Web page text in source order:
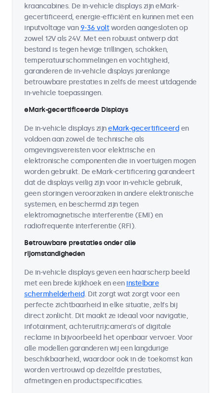
kraancabines. De in-vehicle displays zijn eMark-
gecertificeerd, energie-efficiënt en kunnen met een
inputvoltage van 9-36 voltworden aangesloten op
zowel 12V als 24V. Met een robuust ontwerp dat
bestand is tegen hevige trillingen, schokken,
temperatuurschommelingen en vochtigheid,
garanderen de in-vehicle displays jarenlange
betrouwbare prestaties in zelfs de meest uitdagende
in-vehicle toepassingen.
eMark-gecertificeerde Displays
De in-vehicle displays zijneMark-gecertificeerd en
voldoen aan zowel de technische als
omgevingsvereisten voor elektrische en
elektronische componenten die in voertuigen mogen
worden gebruikt. De eMark-certificering garandeert
dat de displays veilig zijn voor in-vehicle gebruik,
geen storingen veroorzaken in andere elektronische
systemen, en beschermd zijn tegen
elektromagnetische interferentie (EMI) en
radiofrequente interferentie (RFI).
Betrouwbare prestaties onder alle
rijomstandigheden
De in-vehicle displays geven een haarscherp beeld
met een brede kijkhoek en een instelbare
schermhelderheid. Dit zorgt wat zorgt voor een
perfecte zichtbaarheid in elke situatie, zelfs bij
direct zonlicht. Dit maakt ze ideaal voor navigatie,
infotainment, achteruitrijcamera's of digitale
reclame in bijvoorbeeld het openbaar vervoer. Voor
alle modellen garanderen wij een langdurige
beschikbaarheid, waardoor ook in de toekomst kan
worden vertrouwd op dezelfde prestaties,
afmetingen en productspecificaties.